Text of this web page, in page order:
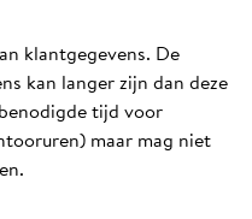
klantgegevens. De
kan langer zijn dan deze
tijd voor
maar mag niet